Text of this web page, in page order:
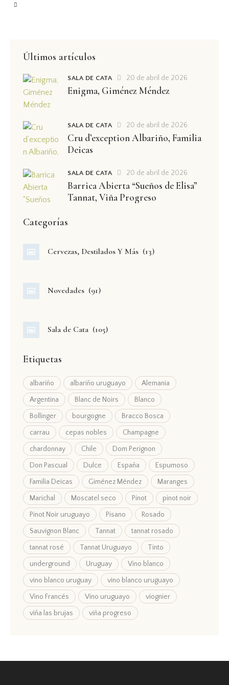
Últimos artículos
SALA DE CATA 20 de abril de 2026
Enigma, Giménez Méndez
SALA DE CATA 20 de abril de 2026
Cru d’exception Albariño, Familia
Deicas
SALA DE CATA 20 de abril de 2026
Barrica Abierta “Sueños de Elisa”
Tannat, Viña Progreso
Categorías
Cervezas, Destilados Y Más (13)
Novedades (91)
Sala de Cata (105)
Etiquetas
albariño albariño uruguayo
Alemania
Argentina
Blanc de Noirs
Blanco
Bollinger
bourgogne
Bracco Bosca
carrau
cepas nobles
Champagne
chardonnay
Chile
Dom Perignon
Don Pascual
Dulce España
Espumoso
Familia Deicas
Giménez Méndez
Maranges
Marichal
Moscatel seco Pinot
pinot noir
Pinot Noir uruguayo
Pisano
Rosado
Sauvignon Blanc
Tannat
tannat rosado
tannat rosé
Tannat Uruguayo
Tinto
underground
Uruguay
Vino blanco
vino blanco uruguay
vino blanco uruguayo
Vino Francés
Vino uruguayo
viognier
viña las brujas
viña progreso